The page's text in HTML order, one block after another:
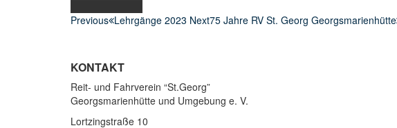
Previous Lehrgänge 2023 Next75 Jahre RV St. Georg Georgsmarienhütte
KONTAKT
Reit- und Fahrverein “St.Georg”
Georgsmarienhütte und Umgebung e. V.
Lortzingstraße 10